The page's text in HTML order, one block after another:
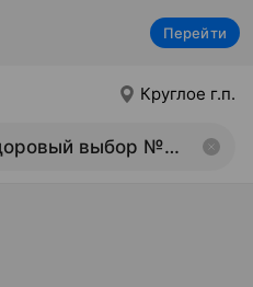
Перейти
Круглое г.п.